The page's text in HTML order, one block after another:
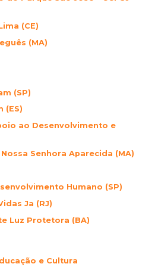
(CE)
(MA)
(SP)
(ES)
ao Desenvolvimento e
Senhora Aparecida (MA)
Humano (SP)
Ja (RJ)
Luz Protetora (BA)
e Cultura